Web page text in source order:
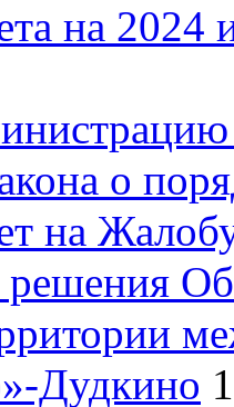
на 2024
о
на
Дудкино